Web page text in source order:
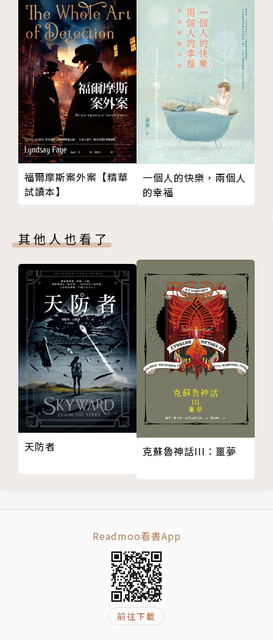
輕小說界重量級作家一致盛讚
每章切換人稱的效果很好。而且不只是切換視角，還有
「可以○○○」的設定也非常出色。──《奇諾之旅》
時雨澤惠一
這個故事究竟是不是快樂的結局？可能會根據讀者的想
像力、道德觀，或者自己迄今為止所體驗過的青春品
質，而有不同的觀點。──《無頭騎士異聞錄 DuRaRa
Ra！！》成田良悟
在許多定位極端的人物中，坦白說各自的個性都很強，
社！》蒼山探
作者簡介
三輪．キャナウェイ（Miwa Canaway）
2000年出生。
2021年以《純白殺人魔》獲得「第三屆IIV創作者大
賞」最優秀賞，並以該作品出道。
以富含感性的筆觸描寫人性的黑暗、埋藏在內心的情感
以及苦惱。著有《純白殺人魔》，並持續以「青春」為
主要創作主題，活躍於線上小說平台。
繪者簡介
除了漫畫《殺人十角館》及《Another》之外，也為小
說《萬能鑑定士》系列繪製封面、為遊戲設計角色，活
福爾摩斯案外案【精華
試讀本】
一個人的快樂，兩個人
的幸福
其他人也看了
天防者 克蘇魯神話III：噩夢
Readmoo看書App
前往下載